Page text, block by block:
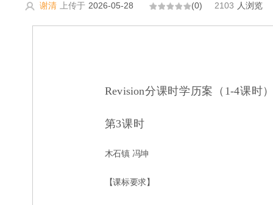
谢清 上传于 2026-05-28 (0) 2103 人浏览